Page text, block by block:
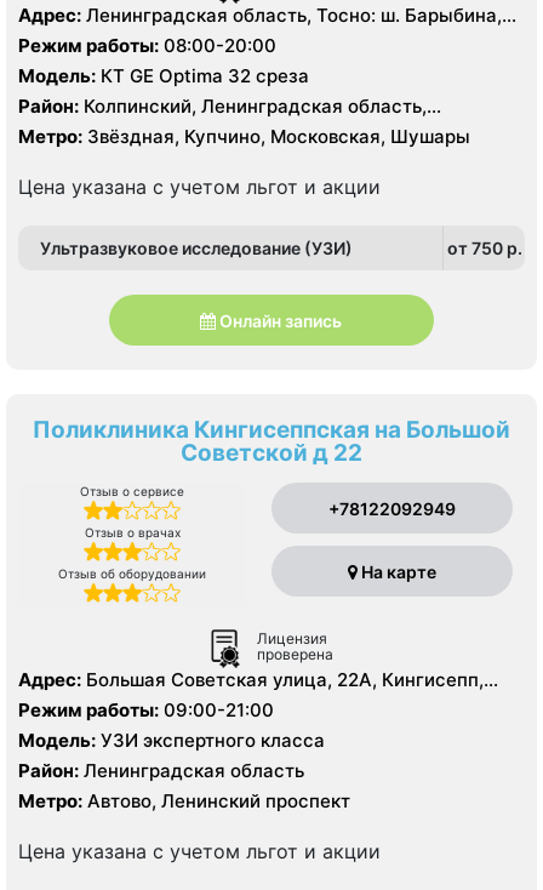
Адрес: Ленинградская область, Тосно: ш. Барыбина,
29
Режим работы: 08:00-20:00
Модель: КТ GE Optima 32 среза
Район: Колпинский, Ленинградская область,
Московский, Пушкинский
Метро: Звёздная, Купчино, Московская, Шушары
Цена указана с учетом льгот и акции
Ультразвуковое исследование (УЗИ) от 750 p.
Онлайн запись
Поликлиника Кингисеппская на Большой
Советской д 22
Отзыв о сервисе
Отзыв о врачах
Отзыв об оборудовании
+78122092949
На карте
Лицензия
проверена
Адрес: Большая Советская улица, 22А, Кингисепп,
Ленинградская область, Россия, 188480
Режим работы: 09:00-21:00
Модель: УЗИ экспертного класса
Район: Ленинградская область
Метро: Автово, Ленинский проспект
Цена указана с учетом льгот и акции